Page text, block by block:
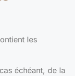
les
échéant, de la